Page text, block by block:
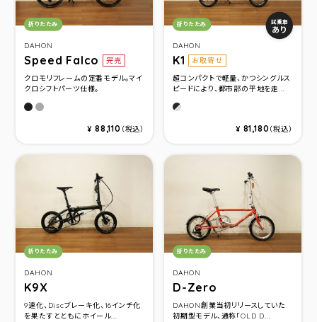
DAHON
Speed Falco 完売
カテゴリ：
折りたたみ
クロモリフレームの定番モデル。マイ
クロシフトパーツ仕様。
マットブラック
マットガンメタル
¥ 88,110 （税込）
DAHON
K1 お取寄せ
カテゴリ：
折りたたみ 試乗車
あり
超コンパクトで軽量、かつシングルス
ピードにより、都市部の平地を走...
スティールブラック
¥ 81,180（税込）
DAHON
K9X
カテゴリ：
折りたたみ
9速化、Discブレーキ化、16インチ化
を果たすとともにホイール...
DAHON
D-Zero
カテゴリ：
折りたたみ
DAHON創業当初リリースしていた
初期型モデル、通称「OLD D...